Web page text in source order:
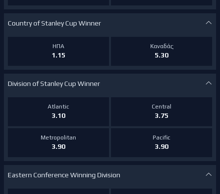
Country of Stanley Cup Winner
ΗΠΑ
1.15
Καναδάς
5.30
Division of Stanley Cup Winner
Atlantic
3.10
Central
3.75
Metropolitan
3.90
Pacific
3.90
Eastern Conference Winning Division